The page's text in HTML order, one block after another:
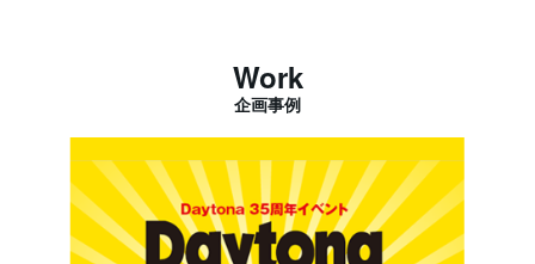
Work
企画事例